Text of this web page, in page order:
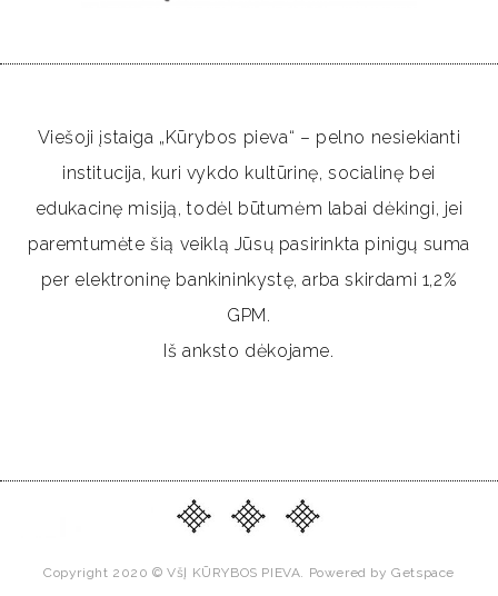
Viešoji įstaiga „Kūrybos pieva“ – pelno nesiekianti
institucija, kuri vykdo kultūrinę, socialinę bei
edukacinę misiją, todėl būtumėm labai dėkingi, jei
paremtumėte šią veiklą Jūsų pasirinkta pinigų suma
per elektroninę bankininkystę, arba skirdami 1,2%
GPM.
Iš anksto dėkojame.
Copyright 2020 © VšĮ KŪRYBOS PIEVA. Powered by Getspace